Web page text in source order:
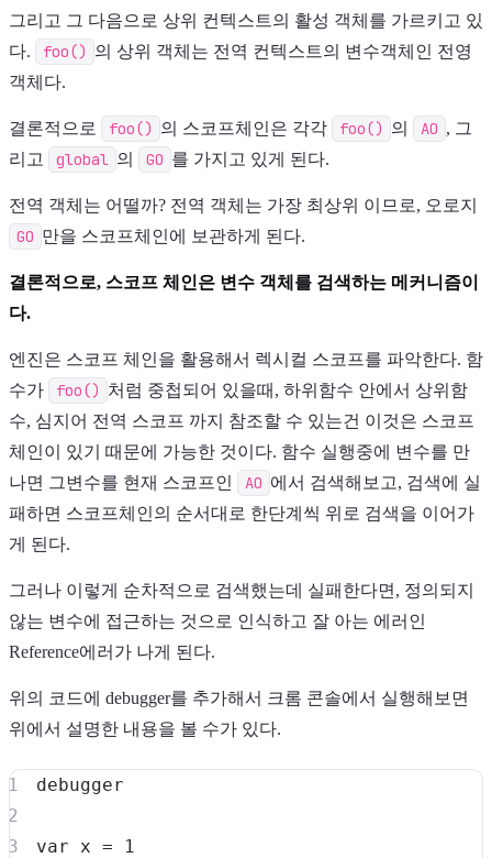
그리고 그 다음으로 상위 컨텍스트의 활성 객체를 가르키고 있
다.
foo() 의 상위 객체는 전역 컨텍스트의 변수객체인 전영
객체다.
결론적으로 foo() 의 스코프체인은 각각 foo() 의 AO , 그
리고
global 의 GO 를 가지고 있게 된다.
전역 객체는 어떨까? 전역 객체는 가장 최상위 이므로, 오로지
GO 만을 스코프체인에 보관하게 된다.
결론적으로, 스코프 체인은 변수 객체를 검색하는 메커니즘이
다.
엔진은 스코프 체인을 활용해서 렉시컬 스코프를 파악한다. 함
수가
foo() 처럼 중첩되어 있을때, 하위함수 안에서 상위함
수, 심지어 전역 스코프 까지 참조할 수 있는건 이것은 스코프
체인이 있기 때문에 가능한 것이다. 함수 실행중에 변수를 만
나면 그변수를 현재 스코프인
AO 에서 검색해보고, 검색에 실
패하면 스코프체인의 순서대로 한단계씩 위로 검색을 이어가
게 된다.
그러나 이렇게 순차적으로 검색했는데 실패한다면, 정의되지
않는 변수에 접근하는 것으로 인식하고 잘 아는 에러인
Reference에러가 나게 된다.
위의 코드에 debugger를 추가해서 크롬 콘솔에서 실행해보면
위에서 설명한 내용을 볼 수가 있다.
debugger
var x = 1